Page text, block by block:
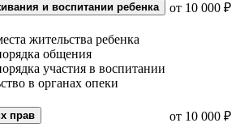
и воспитании ребенка от 10 000 ₽
жительства ребенка
общения
участия в воспитании
в органах опеки
прав от 10 000 ₽